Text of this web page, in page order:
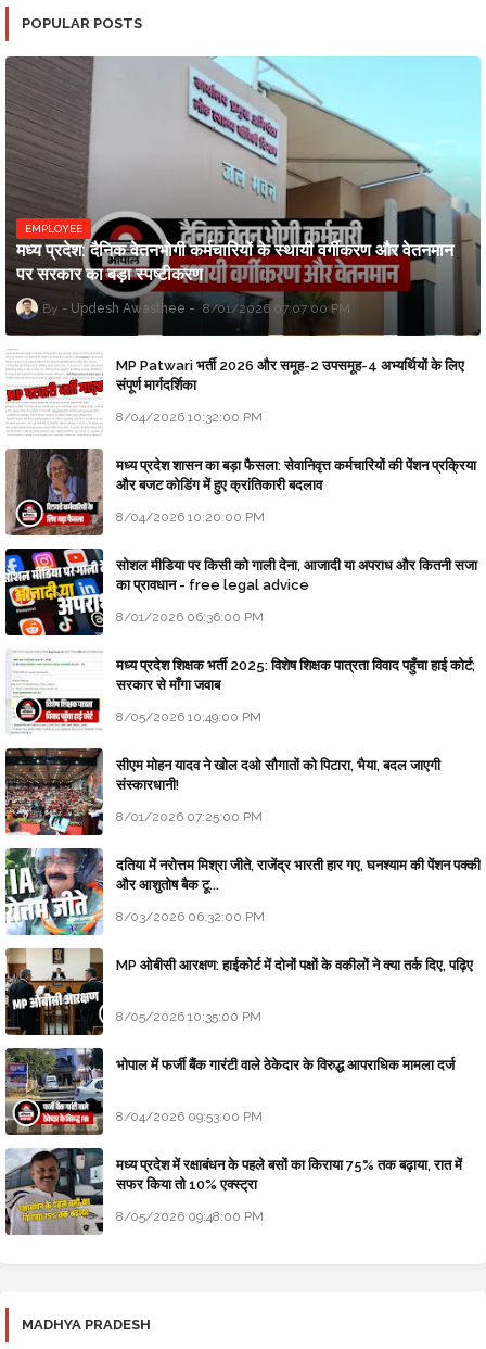
POPULAR POSTS
EMPLOYEE
मध्य प्रदेश: दैनिक वेतनभोगी कर्मचारियों के स्थायी वर्गीकरण और वेतनमान
पर सरकार का बड़ा स्पष्टीकरण
Updesh Awasthee 8/01/2026 07:07:00 PM
MP Patwari भर्ती 2026 और समूह-2 उपसमूह-4 अभ्यर्थियों के लिए
संपूर्ण मार्गदर्शिका
8/04/2026 10:32:00 PM
मध्य प्रदेश शासन का बड़ा फैसला: सेवानिवृत्त कर्मचारियों की पेंशन प्रक्रिया
और बजट कोडिंग में हुए क्रांतिकारी बदलाव
8/04/2026 10:20:00 PM
सोशल मीडिया पर किसी को गाली देना, आजादी या अपराध और कितनी सजा
का प्रावधान - free legal advice
8/01/2026 06:36:00 PM
मध्य प्रदेश शिक्षक भर्ती 2025: विशेष शिक्षक पात्रता विवाद पहुँचा हाई कोर्ट;
सरकार से माँगा जवाब
8/05/2026 10:49:00 PM
सीएम मोहन यादव ने खोल दओ सौगातों को पिटारा, भैया, बदल जाएगी
संस्कारधानी!
8/01/2026 07:25:00 PM
दतिया में नरोत्तम मिश्रा जीते, राजेंद्र भारती हार गए, घनश्याम की पेंशन पक्की
और आशुतोष बैक टू...
8/03/2026 06:32:00 PM
MP ओबीसी आरक्षण: हाईकोर्ट में दोनों पक्षों के वकीलों ने क्या तर्क दिए, पढ़िए
8/05/2026 10:35:00 PM
भोपाल में फर्जी बैंक गारंटी वाले ठेकेदार के विरुद्ध आपराधिक मामला दर्ज
8/04/2026 09:53:00 PM
मध्य प्रदेश में रक्षाबंधन के पहले बसों का किराया 75% तक बढ़ाया, रात में
सफर किया तो 10% एक्स्ट्रा
8/05/2026 09:48:00 PM
MADHYA PRADESH